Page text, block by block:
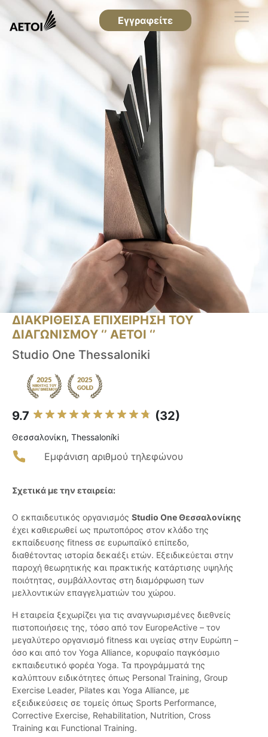
Εγγραφείτε
ΔΙΑΚΡΙΘΕΙΣΑ ΕΠΙΧΕΙΡΗΣΗ ΤΟΥ
ΔΙΑΓΩΝΙΣΜΟΥ ‘’ ΑΕΤΟΙ ‘’
Studio One Thessaloniki
9.7 (32)
Θεσσαλονίκη, Thessaloníki
Εμφάνιση αριθμού τηλεφώνου
Σχετικά με την εταιρεία:
Ο εκπαιδευτικός οργανισμός Studio One Θεσσαλονίκης
έχει καθιερωθεί ως πρωτοπόρος στον κλάδο της
εκπαίδευσης fitness σε ευρωπαϊκό επίπεδο,
διαθέτοντας ιστορία δεκαέξι ετών. Εξειδικεύεται στην
παροχή θεωρητικής και πρακτικής κατάρτισης υψηλής
ποιότητας, συμβάλλοντας στη διαμόρφωση των
μελλοντικών επαγγελματιών του χώρου.
Η εταιρεία ξεχωρίζει για τις αναγνωρισμένες διεθνείς
πιστοποιήσεις της, τόσο από τον EuropeActive – τον
μεγαλύτερο οργανισμό fitness και υγείας στην Ευρώπη –
όσο και από τον Yoga Alliance, κορυφαίο παγκόσμιο
εκπαιδευτικό φορέα Yoga. Τα προγράμματά της
καλύπτουν ειδικότητες όπως Personal Training, Group
Exercise Leader, Pilates και Yoga Alliance, με
εξειδικεύσεις σε τομείς όπως Sports Performance,
Corrective Exercise, Rehabilitation, Nutrition, Cross
Training και Functional Training.